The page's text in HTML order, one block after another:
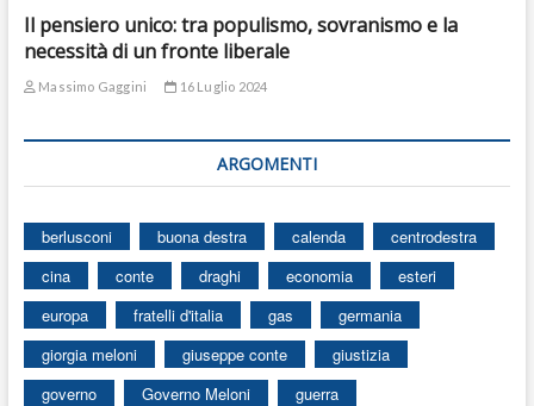
Il pensiero unico: tra populismo, sovranismo e la
necessità di un fronte liberale
Massimo Gaggini 16 Luglio 2024
ARGOMENTI
berlusconi buona destra calenda
centrodestra
cina
conte draghi economia
esteri
europa
fratelli d'italia gas
germania
giorgia meloni
giuseppe conte
giustizia
governo
Governo Meloni
guerra